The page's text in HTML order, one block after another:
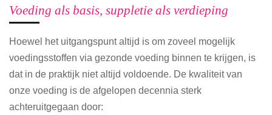
Voeding als basis, suppletie als verdieping
Hoewel het uitgangspunt altijd is om zoveel mogelijk
voedingsstoffen via gezonde voeding binnen te krijgen, is
dat in de praktijk niet altijd voldoende. De kwaliteit van
onze voeding is de afgelopen decennia sterk
achteruitgegaan door: